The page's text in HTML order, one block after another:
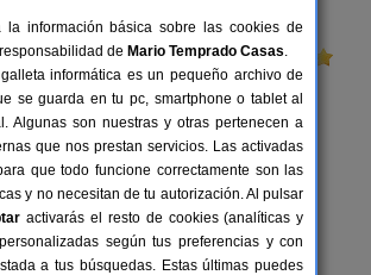
cerca de Veciana
10-19+5 pers.
desde33 €
Ponç de Belians
Vallcebre (Barcelona)
la información básica sobre las cookies de
de Mario Temprado Casas.
informática es un pequeño archivo de
se guarda en tu pc, smartphone o tablet al
Algunas son nuestras y otras pertenecen a
que nos prestan servicios. Las activadas
que todo funcione correctamente son las
y no necesitan de tu autorización. Al pulsar
activarás el resto de cookies (analíticas y
según tus preferencias y con
a tus búsquedas. Estas últimas puedes